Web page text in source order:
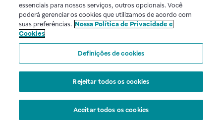
essenciais para nossos serviços, outros opcionais. Você
poderá gerenciar os cookies que utilizamos de acordo com
suas preferências. Nossa Política de Privacidade e
Cookies
Definições de cookies
Rejeitar todos os cookies
Aceitar todos os cookies